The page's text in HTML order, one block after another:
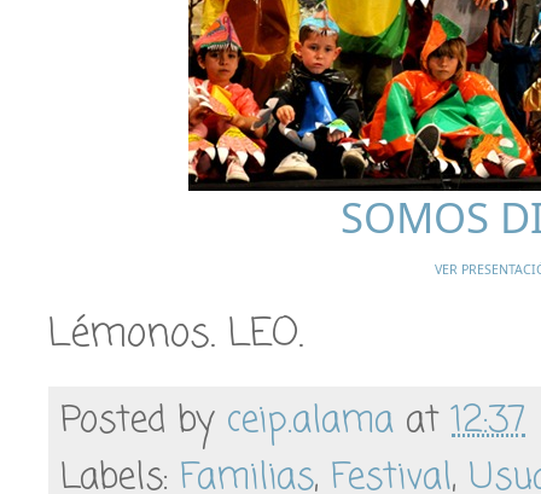
SOMOS
VER
Lémonos. LEO.
Posted by ceip.alama at12:37
Labels: Familias, Festival,